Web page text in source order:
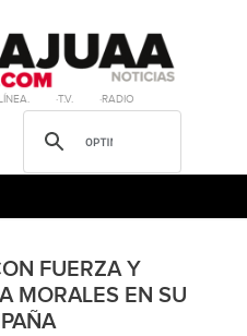
LÍNEA. ·T.V. ·RADIO
FUERZA Y
MORALES EN SU